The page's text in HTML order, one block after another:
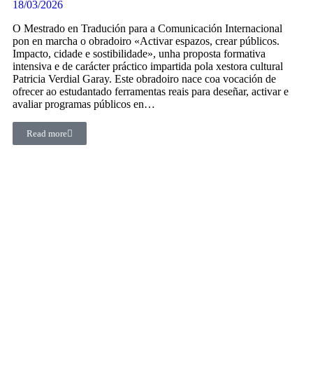
18/03/2026
O Mestrado en Tradución para a Comunicación Internacional
pon en marcha o obradoiro «Activar espazos, crear públicos.
Impacto, cidade e sostibilidade», unha proposta formativa
intensiva e de carácter práctico impartida pola xestora cultural
Patricia Verdial Garay. Este obradoiro nace coa vocación de
ofrecer ao estudantado ferramentas reais para deseñar, activar e
avaliar programas públicos en…
Read more